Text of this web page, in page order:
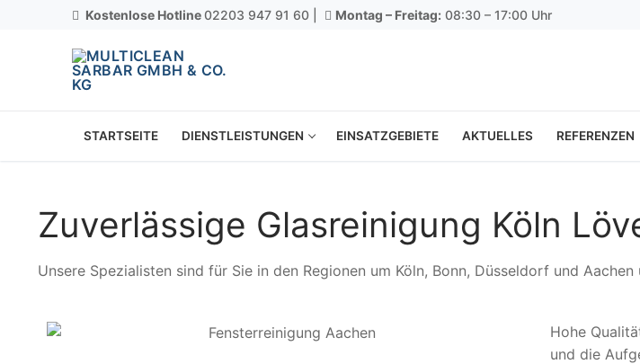
Kostenlose Hotline02203 947 91 60 | Montag – Freitag: 08:30 – 17:00 Uhr
STARTSEITE DIENSTLEISTUNGEN EINSATZGEBIETE AKTUELLES REFERENZEN
Zuverlässige Glasreinigung Köln
Unsere Spezialisten sind für Sie in den Regionen um Köln, Bonn, Düsseldorf und Aachen
Hohe
und die